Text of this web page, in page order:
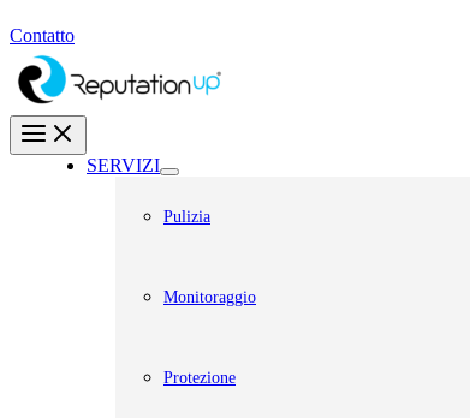
Contatto
SERVIZI
Pulizia
Monitoraggio
Protezione